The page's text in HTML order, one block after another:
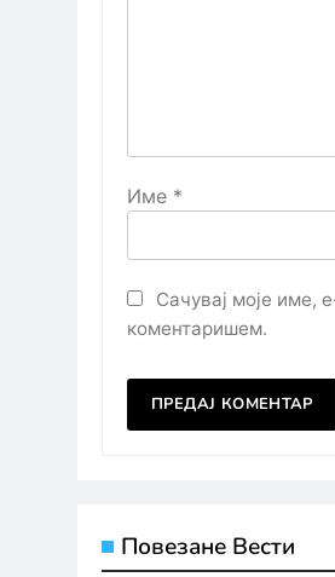
Име *
Сачувај моје име,
коментаришем.
Повезане Вести